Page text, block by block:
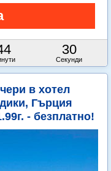
29
Секунди
в хотел
Гърция
- безплатно!